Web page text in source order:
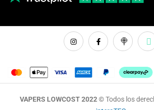
VAPERS LOWCOST 2022 ©Todos los